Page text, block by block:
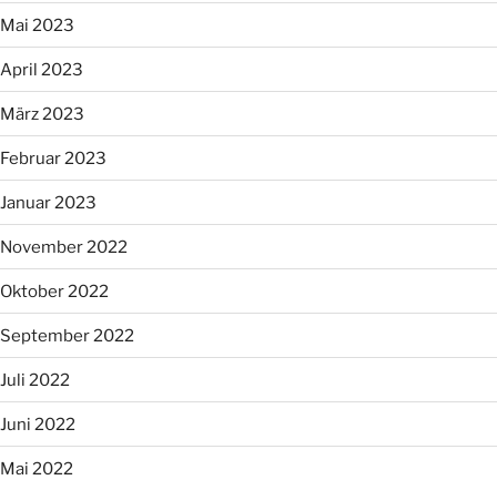
Mai 2023
April 2023
März 2023
Februar 2023
Januar 2023
November 2022
Oktober 2022
September 2022
Juli 2022
Juni 2022
Mai 2022